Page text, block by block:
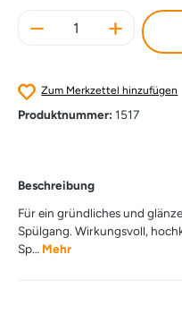
Produkt Anzahl:
Zum Merkzettel hinzufügen
Produktnummer: 1517
Beschreibung
Für ein gründliches und
Spülgang. Wirkungsvoll,
Sp… Mehr